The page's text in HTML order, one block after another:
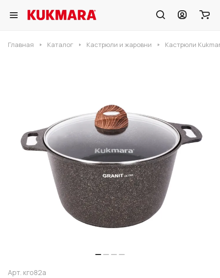
Главная Каталог Кастрюли и жаровни Кастрюли
Арт. кго82а